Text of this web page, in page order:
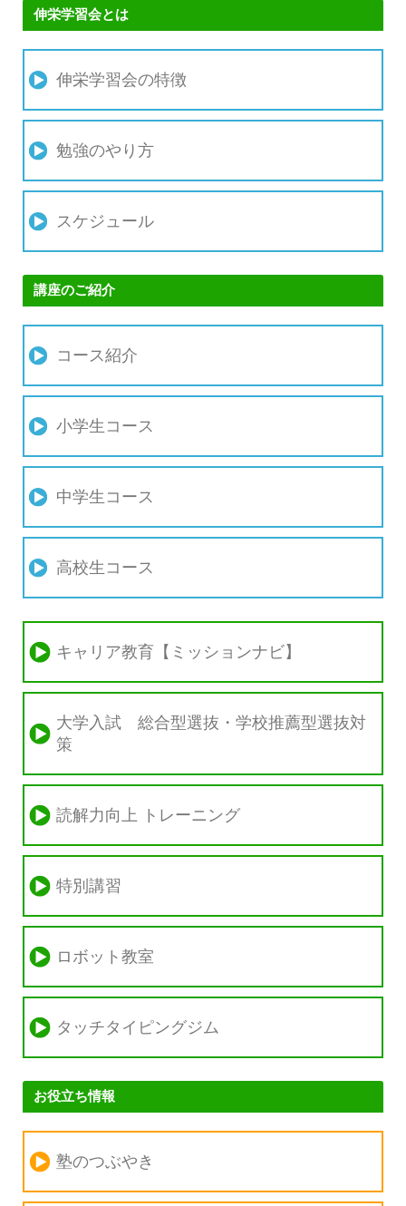
伸栄学習会とは
伸栄学習会の特徴
勉強のやり方
スケジュール
講座のご紹介
コース紹介
小学生コース
中学生コース
高校生コース
キャリア教育【ミッションナビ】
大学入試 総合型選抜・学校推薦型選抜対
策
読解力向上 トレーニング
特別講習
ロボット教室
タッチタイピングジム
お役立ち情報
塾のつぶやき